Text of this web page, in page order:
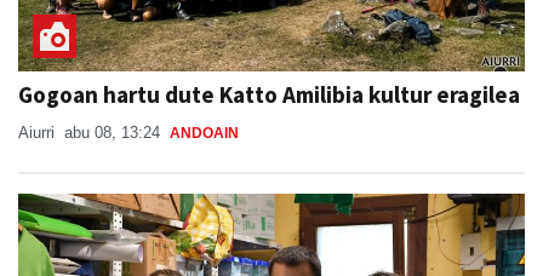
Gogoan hartu dute Katto Amilibia kultur eragilea
Aiurri abu 08, 13:24 ANDOAIN